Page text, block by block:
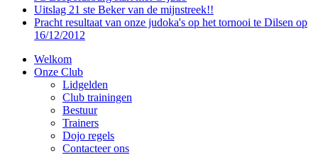
Uitslag 21 ste Beker van de mijnstreek!!
Pracht resultaat van onze judoka's op het tornooi te Dilsen op
16/12/2012
Welkom
Onze Club
Lidgelden
Club trainingen
Bestuur
Trainers
Dojo regels
Contacteer ons